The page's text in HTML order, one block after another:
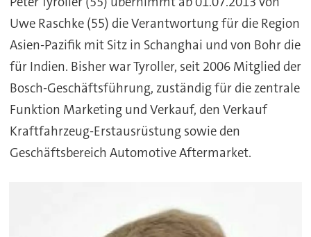
Uwe Raschke (55) die Verantwortung für die Region
Asien-Pazifik mit Sitz in Schanghai und von Bohr die
für Indien. Bisher war Tyroller, seit 2006 Mitglied der
Bosch-Geschäftsführung, zuständig für die zentrale
Funktion Marketing und Verkauf, den Verkauf
Kraftfahrzeug-Erstausrüstung sowie den
Geschäftsbereich Automotive Aftermarket.